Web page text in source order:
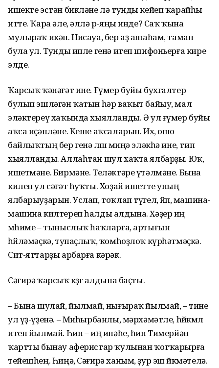
ишекте эстән бикләне лә тунды кейеп ҡарайһы
итте. Ҡара әле, әллә өр-яңы инде? Саҡ ҡына
мулыраҡ икән. Нисауа, бер аҙ ашаһам, таман
була ул. Тунды ипле генә итеп шифоньерға кире
элде.
Ҡарсыҡ ҡәнәғәт ине. Ғүмер буйы бухгалтер
булып эшләгән ҡатын һәр ваҡыт байыу, мал
эләктереү хаҡында хыялланды. Ә ул ғүмер буйы
аҡса иҫәпләне. Кеше аҡсаларын. Их, ошо
байлыҡтың бер генә өлөшө миңә эләкһә ине, тип
хыялланды. Аллаһтан шул хаҡта ялбарҙы. Юҡ,
ишетмәне. Бирмәне. Теләктәре үтәлмәне. Бына
килеп ул сәғәт һуҡты. Хоҙай ишетте уның
ялбарыуҙарын. Услап, тоҡлап түгел, өйөп, машина-
машина килтереп һалды алдына. Хәҙер иң
мөһиме – тыныслыҡ һаҡларға, артығын
һөйләмәҫкә, тупаҫлыҡ, ҡомһоҙлоҡ күрһәтмәҫкә.
Сит-яттарҙы арбарға кәрәк.
Сәғирә ҡарсыҡ көҙгө алдына баҫты.
– Бына шулай, йылмай, нығыраҡ йылмай, – тине
ул үҙ-үҙенә. – Миһырбанлы, мәрхәмәтле, һөйкөмлө
итеп йылмай. Һин – иң инәһе, һин Тимерйән
ҡартты бынау аферистар ҡулынан ҡотҡарырға
тейешһең. Һиңә, Сәғирә ханым, ҙур эш йөкмәтелә.